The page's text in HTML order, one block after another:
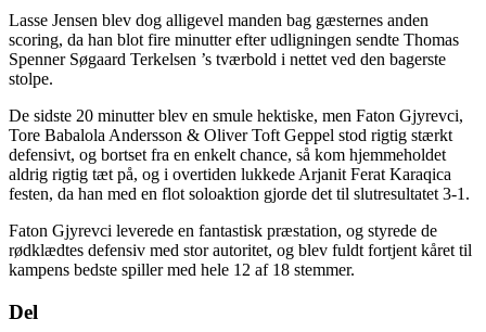
Lasse Jensen blev dog alligevel manden bag gæsternes anden
scoring, da han blot fire minutter efter udligningen sendte Thomas
Spenner Søgaard Terkelsen ’s tværbold i nettet ved den bagerste
stolpe.
De sidste 20 minutter blev en smule hektiske, men Faton Gjyrevci,
Tore Babalola Andersson & Oliver Toft Geppel stod rigtig stærkt
defensivt, og bortset fra en enkelt chance, så kom hjemmeholdet
aldrig rigtig tæt på, og i overtiden lukkede Arjanit Ferat Karaqica
festen, da han med en flot soloaktion gjorde det til slutresultatet 3-1.
Faton Gjyrevci leverede en fantastisk præstation, og styrede de
rødklædtes defensiv med stor autoritet, og blev fuldt fortjent kåret til
kampens bedste spiller med hele 12 af 18 stemmer.
Del